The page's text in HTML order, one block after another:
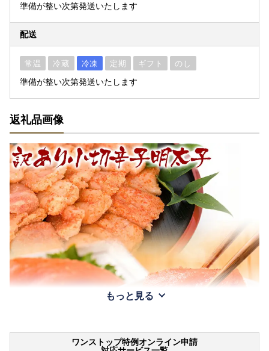
準備が整い次第発送いたします
配送
常温 冷蔵 冷凍 定期 ギフト のし
準備が整い次第発送いたします
返礼品画像
もっと見る
ワンストップ特例オンライン申請